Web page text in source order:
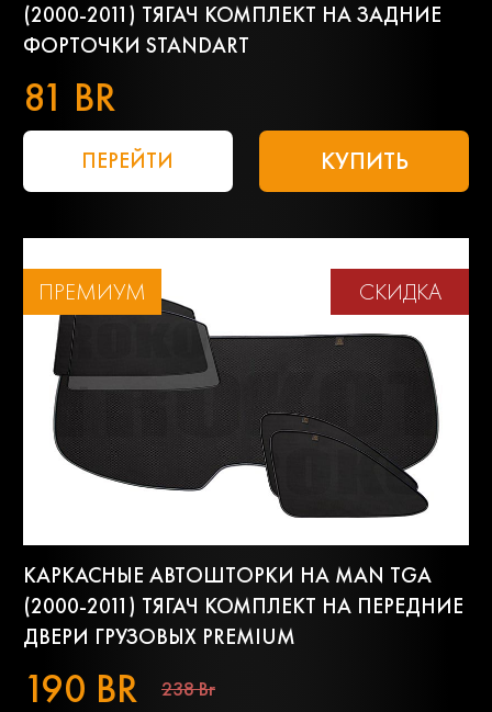
(2000-2011) ТЯГАЧ КОМПЛЕКТ НА ЗАДНИЕ
ФОРТОЧКИ STANDART
81 BR
ПЕРЕЙТИ КУПИТЬ
ПРЕМИУМ СКИДКА
КАРКАСНЫЕ АВТОШТОРКИ НА MAN TGA
(2000-2011) ТЯГАЧ КОМПЛЕКТ НА ПЕРЕДНИЕ
ДВЕРИ ГРУЗОВЫХ PREMIUM
190 BR 238 Br